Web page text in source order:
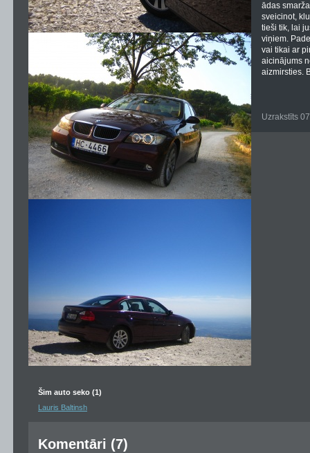
Šim auto seko (1)
Lauris Baltinsh
ādas
sveicinot,
tieši tik, lai
viņiem.
vai tikai ar
aicinājums
aizmirsties.
Uzrakstīts
Komentāri (7)